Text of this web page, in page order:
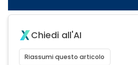
Chiedi all'AI
Riassumi questo articolo